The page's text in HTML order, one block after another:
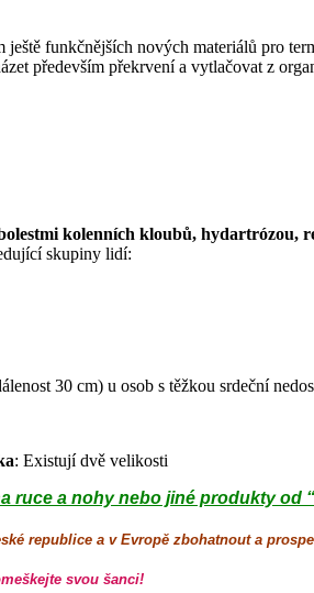
funkčnějších nových materiálů pro
především překrvení a vytlačovat z
kolenních kloubů,
skupiny lidí:
30 cm) u osob s těžkou srdeční
: Existují dvě velikosti
ruce a nohy nebo jiné produkty od
republice a v Evropě zbohatnout a
svou šanci!